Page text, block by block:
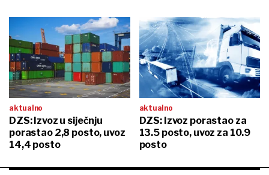
aktualno
DZS: Izvoz u siječnju
porastao 2,8 posto, uvoz
14,4 posto
aktualno
DZS: Izvoz porastao za
13.5 posto, uvoz za 10.9
posto